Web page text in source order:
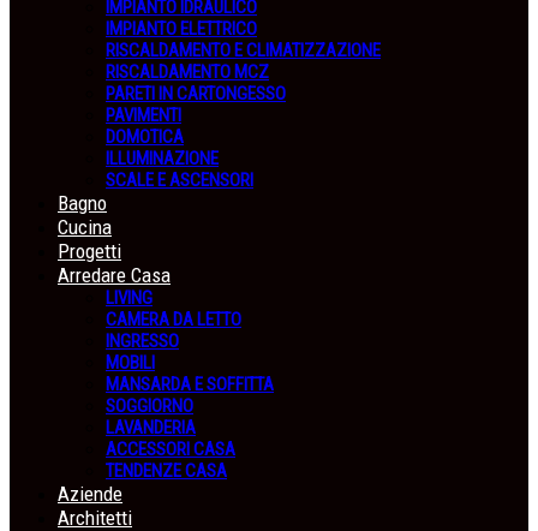
IMPIANTO IDRAULICO
IMPIANTO ELETTRICO
RISCALDAMENTO E CLIMATIZZAZIONE
RISCALDAMENTO MCZ
PARETI IN CARTONGESSO
PAVIMENTI
DOMOTICA
ILLUMINAZIONE
SCALE E ASCENSORI
Bagno
Cucina
Progetti
Arredare Casa
LIVING
CAMERA DA LETTO
INGRESSO
MOBILI
MANSARDA E SOFFITTA
SOGGIORNO
LAVANDERIA
ACCESSORI CASA
TENDENZE CASA
Aziende
Architetti